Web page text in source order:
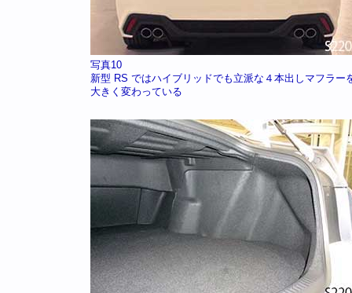
写真10
新型 RS ではハイブリッドでも立派な４本出しマフラ
大きく変わっている